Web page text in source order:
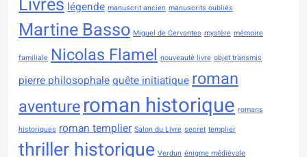
légende manuscrit ancien manuscrits oubliés
Martine Basso Miguel de Cervantes mystère mémoire
familiale Nicolas Flamel nouveauté livre objet transmis
pierre philosophalequête initiatique roman
aventureroman historique romans
historiques roman templier Salon du Livre secret templier
thriller historique Verdun énigme médiévale